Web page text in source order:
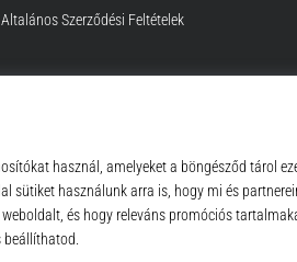
Általános Szerződési Feltételek